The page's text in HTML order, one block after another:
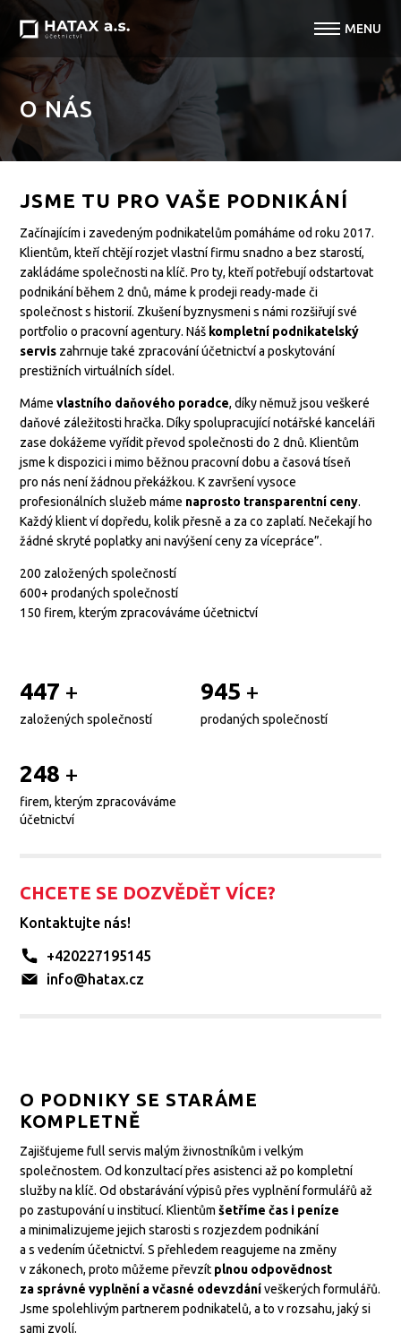
O NÁS
JSME TU PRO VAŠE PODNIKÁNÍ
Začínajícím i zavedeným podnikatelům pomáháme od roku 2017.
Klientům, kteří chtějí rozjet vlastní firmu snadno a bez starostí,
zakládáme společnosti na klíč. Pro ty, kteří potřebují odstartovat
podnikání během 2 dnů, máme k prodeji ready-made či
společnost s historií. Zkušení byznysmeni s námi rozšiřují své
portfolio o pracovní agentury. Náš kompletní podnikatelský
servis zahrnuje také zpracování účetnictví a poskytování
prestižních virtuálních sídel.
Mámevlastního daňového poradce, díky němuž jsou veškeré
daňové záležitosti hračka. Díky spolupracující notářské kanceláři
zase dokážeme vyřídit převod společnosti do 2 dnů. Klientům
jsme k dispozici i mimo běžnou pracovní dobu a časová tíseň
pro nás není žádnou překážkou. K završení vysoce
profesionálních služeb máme naprosto transparentní ceny.
Každý klient ví dopředu, kolik přesně a za co zaplatí. Nečekají ho
žádné skryté poplatky ani navýšení ceny za vícepráce”.
200 založených společností
600+ prodaných společností
150 firem, kterým zpracováváme účetnictví
449 +
založených společností
949 +
prodaných společností
249 +
firem, kterým zpracováváme
účetnictví
CHCETE SE DOZVĚDĚT VÍCE?
Kontaktujte nás!
+420227195145
info@hatax.cz
O PODNIKY SE STARÁME
KOMPLETNĚ
Zajišťujeme full servis malým živnostníkům i velkým
společnostem. Od konzultací přes asistenci až po kompletní
služby na klíč. Od obstarávání výpisů přes vyplnění formulářů až
po zastupování u institucí. Klientůmšetříme čas i peníze
a minimalizujeme jejich starosti s rozjezdem podnikání
a s vedením účetnictví. S přehledem reagujeme na změny
v zákonech, proto můžeme převzít plnou odpovědnost
za správné vyplnění a včasné odevzdáníveškerých formulářů.
Jsme spolehlivým partnerem podnikatelů, a to v rozsahu, jaký si
sami zvolí.